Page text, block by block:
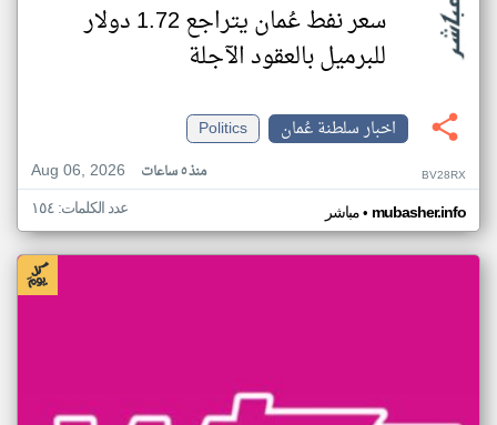
سعر نفط عُمان يتراجع 1.72 دولار
للبرميل بالعقود الآجلة
اخبار سلطنة عُمان
Politics
Aug 06, 2026
منذ ٥ ساعات BV28RX
مباشر• mubasher.info عدد الكلمات: ١٥٤